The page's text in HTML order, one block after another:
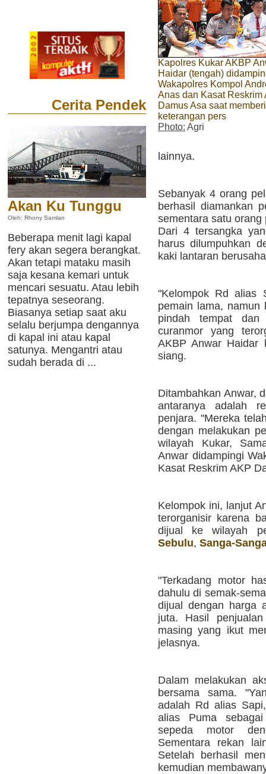
Cerita Pendek
Akan Ku Tunggu
Oleh: Rhony Samlan
Beberapa menit lagi kapal
fery akan segera berangkat.
Akan tetapi mataku masih
saja kesana kemari untuk
mencari sesuatu. Atau lebih
tepatnya seseorang.
Biasanya setiap saat aku
selalu berjumpa dengannya
di kapal ini atau kapal
satunya. Mengantri atau
sudah berada di ...
Kapolres Kukar AKBP
Haidar (tengah)
Wakapolres Kompol
Anas dan Kasat Reskrim
Damus Asa saat
keterangan pers
Photo: Agri
lainnya.
Sebanyak 4 orang
berhasil diamankan
sementara satu
Dari 4 tersangka
harus dilumpuhkan
kaki lantaran
"Kelompok Rd alias
pemain lama, namun
pindah tempat dan
curanmor yang
AKBP Anwar Haidar
siang.
Ditambahkan Anwar,
antaranya adalah
penjara. "Mereka
dengan melakukan
wilayah Kukar,
Anwar didampingi
Kasat Reskrim AKP
Kelompok ini, lanjut
terorganisir karena
dijual ke wilayah
Sebulu, Sanga-
"Terkadang motor
dahulu di semak-
dijual dengan harga
juta. Hasil
masing yang ikut
jelasnya.
Dalam melakukan
bersama sama.
adalah Rd alias
alias Puma
sepeda motor
Sementara rekan
Setelah berhasil
kemudian